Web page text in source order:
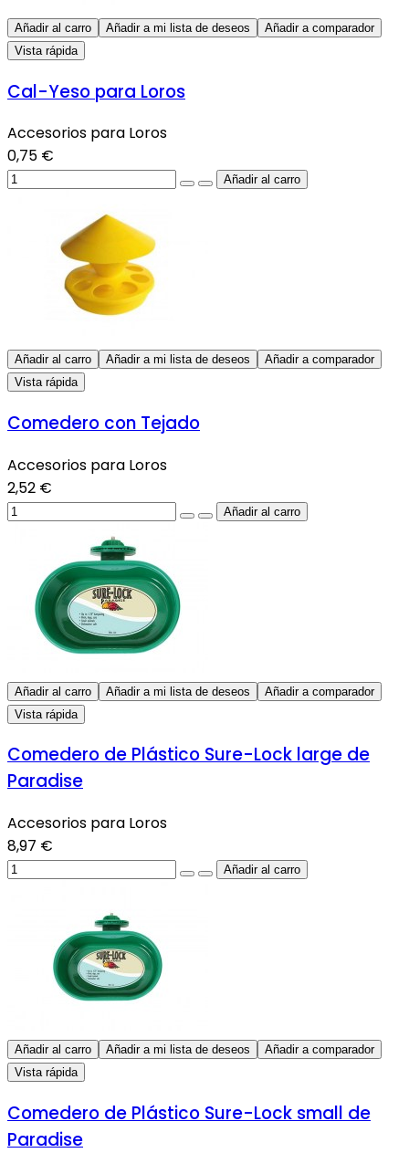
Añadir al carro Añadir a mi lista de deseos
Añadir a comparador
Vista rápida
Cal-Yeso para Loros
Accesorios para Loros
0,75 €
Añadir al carro Añadir a mi lista de deseos
Añadir a comparador
Vista rápida
Comedero con Tejado
Accesorios para Loros
2,52 €
Añadir al carro Añadir a mi lista de deseos
Añadir a comparador
Vista rápida
Comedero de Plástico Sure-Lock large de
Paradise
Accesorios para Loros
8,97 €
Añadir al carro Añadir a mi lista de deseos
Añadir a comparador
Vista rápida
Comedero de Plástico Sure-Lock small de
Paradise